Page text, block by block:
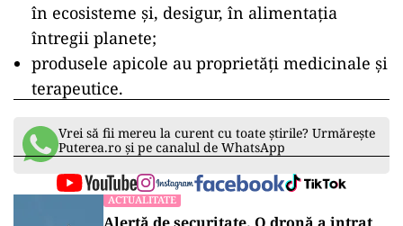
în ecosisteme și, desigur, în alimentația
întregii planete;
produsele apicole au proprietăți medicinale și
terapeutice.
Vrei să fii mereu la curent cu toate știrile? Urmărește
Puterea.ro și pe canalul de WhatsApp
ACTUALITATE